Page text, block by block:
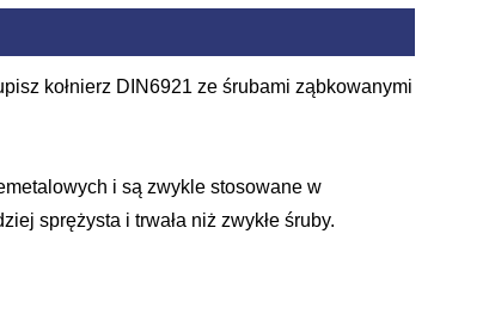
kołnierz DIN6921 ze śrubami ząbkowanymi
i są zwykle stosowane w
sprężysta i trwała niż zwykłe śruby.